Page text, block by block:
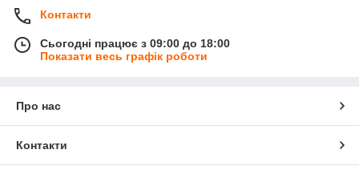
Контакти
Сьогодні працює з 09:00 до 18:00
Показати весь графік роботи
Про нас
Контакти